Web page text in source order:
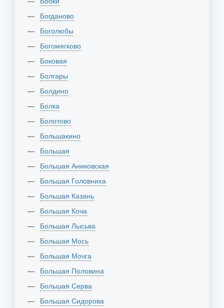
Богданово
Боголюбы
Богомягково
Боковая
Болгары
Болдино
Болка
Болотово
Большакино
Большая
Большая Аниковская
Большая Головниха
Большая Казань
Большая Коча
Большая Лысьва
Большая Мось
Большая Мочга
Большая Половина
Большая Серва
Большая Сидорова